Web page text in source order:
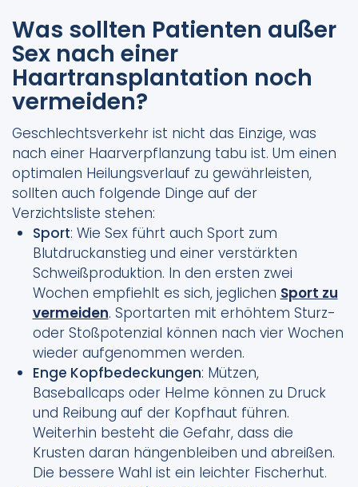
Was sollten Patienten außer
Sex nach einer
Haartransplantation noch
vermeiden?
Geschlechtsverkehr ist nicht das Einzige, was
nach einer Haarverpflanzung tabu ist. Um einen
optimalen Heilungsverlauf zu gewährleisten,
sollten auch folgende Dinge auf der
Verzichtsliste stehen:
Sport: Wie Sex führt auch Sport zum
Blutdruckanstieg und einer verstärkten
Schweißproduktion. In den ersten zwei
Wochen empfiehlt es sich, jeglichen Sport zu
vermeiden. Sportarten mit erhöhtem Sturz-
oder Stoßpotenzial können nach vier Wochen
wieder aufgenommen werden.
Enge Kopfbedeckungen: Mützen,
Baseballcaps oder Helme können zu Druck
und Reibung auf der Kopfhaut führen.
Weiterhin besteht die Gefahr, dass die
Krusten daran hängenbleiben und abreißen.
Die bessere Wahl ist ein leichter Fischerhut.